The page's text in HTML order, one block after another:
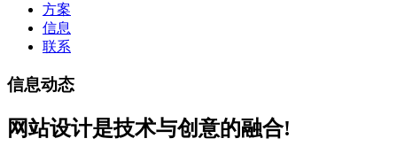
方案
信息
联系
信息动态
网站设计是技术与创意的融合!